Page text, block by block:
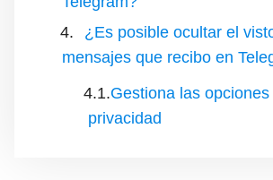
¿Es posible ocultar el
mensajes que recibo en
Gestiona las opciones
privacidad